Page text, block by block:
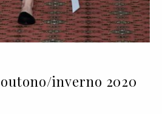
inverno 2020